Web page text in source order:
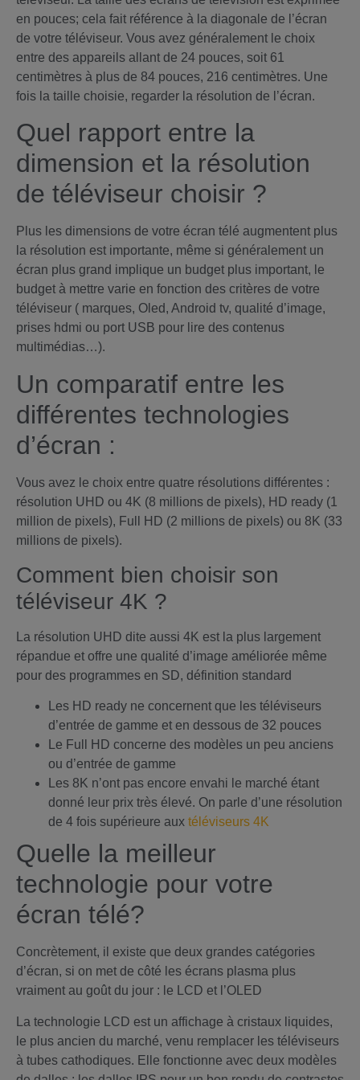
en pouces; cela fait référence à la diagonale de l’écran
de votre téléviseur. Vous avez généralement le choix
entre des appareils allant de 24 pouces, soit 61
centimètres à plus de 84 pouces, 216 centimètres. Une
fois la taille choisie, regarder la résolution de l’écran.
Quel rapport entre la
dimension et la résolution
de téléviseur choisir ?
Plus les dimensions de votre écran télé augmentent plus
la résolution est importante, même si généralement un
écran plus grand implique un budget plus important, le
budget à mettre varie en fonction des critères de votre
téléviseur ( marques, Oled, Android tv, qualité d’image,
prises hdmi ou port USB pour lire des contenus
multimédias…).
Un comparatif entre les
différentes technologies
d’écran :
Vous avez le choix entre quatre résolutions différentes :
résolution UHD ou 4K (8 millions de pixels), HD ready (1
million de pixels), Full HD (2 millions de pixels) ou 8K (33
millions de pixels).
Comment bien choisir son
téléviseur 4K ?
La résolution UHD dite aussi 4K est la plus largement
répandue et offre une qualité d’image améliorée même
pour des programmes en SD, définition standard
Les HD ready ne concernent que les téléviseurs
d’entrée de gamme et en dessous de 32 pouces
Le Full HD concerne des modèles un peu anciens
ou d’entrée de gamme
Les 8K n’ont pas encore envahi le marché étant
donné leur prix très élevé. On parle d’une résolution
de 4 fois supérieure aux téléviseurs 4K
Quelle la meilleur
technologie pour votre
écran télé?
Concrètement, il existe que deux grandes catégories
d’écran, si on met de côté les écrans plasma plus
vraiment au goût du jour : le LCD et l’OLED
La technologie LCD est un affichage à cristaux liquides,
le plus ancien du marché, venu remplacer les téléviseurs
à tubes cathodiques. Elle fonctionne avec deux modèles